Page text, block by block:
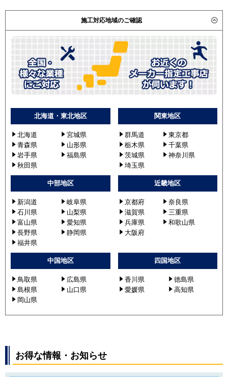
施工対応地域のご確認
北海道・東北地区
北海道
宮城県
青森県
山形県
岩手県
福島県
秋田県
関東地区
群馬道
東京都
栃木県
千葉県
茨城県
神奈川県
埼玉県
中部地区
新潟道
岐阜県
石川県
山梨県
富山県
愛知県
長野県
静岡県
福井県
近畿地区
京都府
奈良県
滋賀県
三重県
兵庫県
和歌山県
大阪府
中国地区
鳥取県
広島県
島根県
山口県
岡山県
四国地区
香川県
徳島県
愛媛県
高知県
お得な情報・お知らせ